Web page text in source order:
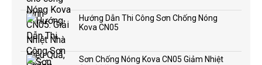
Hướng Dẫn Thi Công Sơn Chống Nóng
Kova CN05
Sơn Chống Nóng Kova CN05 Giảm Nhiệt